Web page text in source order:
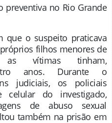
preventiva no Rio Grande
que o suspeito praticava
filhos menores de
vítimas tinham,
anos. Durante o
judiciais, os policiais
celular do investigado,
de abuso sexual
também na prisão em